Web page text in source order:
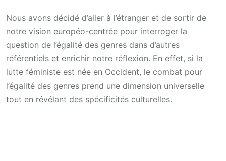
Nous avons décidé d’aller à l’étranger et de sortir de
notre vision européo-centrée pour interroger la
question de l’égalité des genres dans d’autres
référentiels et enrichir notre réflexion. En effet, si la
lutte féministe est née en Occident, le combat pour
l’égalité des genres prend une dimension universelle
tout en révélant des spécificités culturelles.